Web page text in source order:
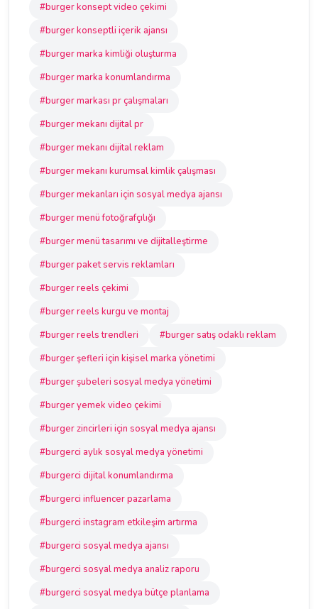
#burger konsept video çekimi
#burger konseptli içerik ajansı
#burger marka kimliği oluşturma
#burger marka konumlandırma
#burger markası pr çalışmaları
#burger mekanı dijital pr
#burger mekanı dijital reklam
#burger mekanı kurumsal kimlik çalışması
#burger mekanları için sosyal medya ajansı
#burger menü fotoğrafçılığı
#burger menü tasarımı ve dijitalleştirme
#burger paket servis reklamları
#burger reels çekimi
#burger reels kurgu ve montaj
#burger reels trendleri
#burger satış odaklı reklam
#burger şefleri için kişisel marka yönetimi
#burger şubeleri sosyal medya yönetimi
#burger yemek video çekimi
#burger zincirleri için sosyal medya ajansı
#burgerci aylık sosyal medya yönetimi
#burgerci dijital konumlandırma
#burgerci influencer pazarlama
#burgerci instagram etkileşim artırma
#burgerci sosyal medya ajansı
#burgerci sosyal medya analiz raporu
#burgerci sosyal medya bütçe planlama